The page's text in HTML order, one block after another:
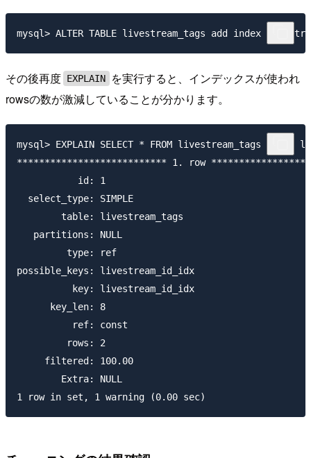
その後再度 EXPLAIN
を実行すると、インデックスが使われ
rowsの数が激減していることが分かります。
mysql> EXPLAIN SELECT * FROM livestream_tags
*************************** 1. row
           id: 1
  select_type: SIMPLE
        table: livestream_tags
   partitions: NULL
         type: ref
possible_keys: livestream_id_idx
          key: livestream_id_idx
      key_len: 8
          ref: const
         rows: 2
     filtered: 100.00
        Extra: NULL